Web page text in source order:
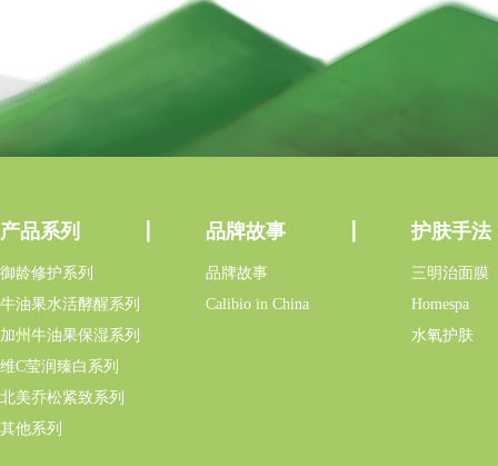
产品系列
御龄修护系列
牛油果水活酵醒系列
加州牛油果保湿系列
维C莹润臻白系列
北美乔松紧致系列
其他系列
品牌故事
品牌故事
Calibio in China
护肤手法
三明治面膜
Homespa
水氧护肤